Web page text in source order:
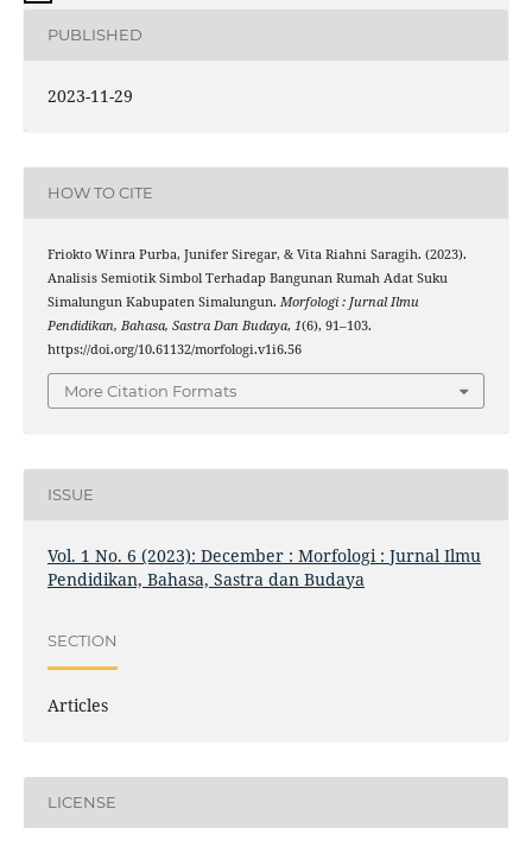
PUBLISHED
2023-11-29
HOW TO CITE
Friokto Winra Purba, Junifer Siregar, & Vita Riahni Saragih. (2023).
Analisis Semiotik Simbol Terhadap Bangunan Rumah Adat Suku
Simalungun Kabupaten Simalungun. Morfologi : Jurnal Ilmu
Pendidikan, Bahasa, Sastra Dan Budaya, 1(6), 91–103.
https://doi.org/10.61132/morfologi.v1i6.56
More Citation Formats
ISSUE
Vol. 1 No. 6 (2023): December : Morfologi : Jurnal Ilmu
Pendidikan, Bahasa, Sastra dan Budaya
SECTION
Articles
LICENSE